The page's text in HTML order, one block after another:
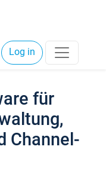
Log in
für
Channel-